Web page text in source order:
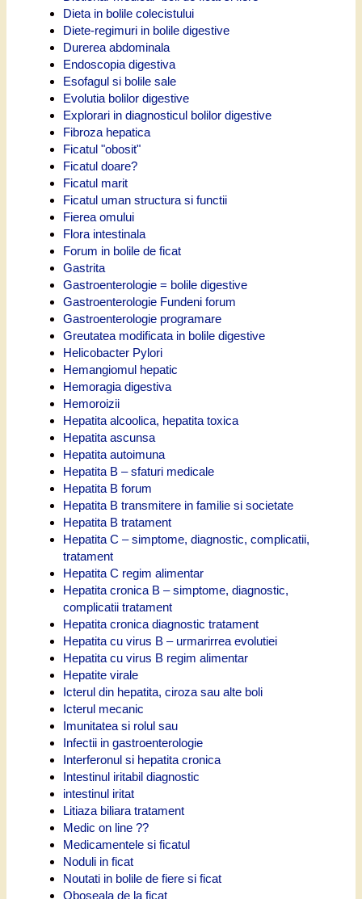
Dieta in bolile colecistului
Diete-regimuri in bolile digestive
Durerea abdominala
Endoscopia digestiva
Esofagul si bolile sale
Evolutia bolilor digestive
Explorari in diagnosticul bolilor digestive
Fibroza hepatica
Ficatul "obosit"
Ficatul doare?
Ficatul marit
Ficatul uman structura si functii
Fierea omului
Flora intestinala
Forum in bolile de ficat
Gastrita
Gastroenterologie = bolile digestive
Gastroenterologie Fundeni forum
Gastroenterologie programare
Greutatea modificata in bolile digestive
Helicobacter Pylori
Hemangiomul hepatic
Hemoragia digestiva
Hemoroizii
Hepatita alcoolica, hepatita toxica
Hepatita ascunsa
Hepatita autoimuna
Hepatita B – sfaturi medicale
Hepatita B forum
Hepatita B transmitere in familie si societate
Hepatita B tratament
Hepatita C – simptome, diagnostic, complicatii,
tratament
Hepatita C regim alimentar
Hepatita cronica B – simptome, diagnostic,
complicatii tratament
Hepatita cronica diagnostic tratament
Hepatita cu virus B – urmarirrea evolutiei
Hepatita cu virus B regim alimentar
Hepatite virale
Icterul din hepatita, ciroza sau alte boli
Icterul mecanic
Imunitatea si rolul sau
Infectii in gastroenterologie
Interferonul si hepatita cronica
Intestinul iritabil diagnostic
intestinul iritat
Litiaza biliara tratament
Medic on line ??
Medicamentele si ficatul
Noduli in ficat
Noutati in bolile de fiere si ficat
Oboseala de la ficat